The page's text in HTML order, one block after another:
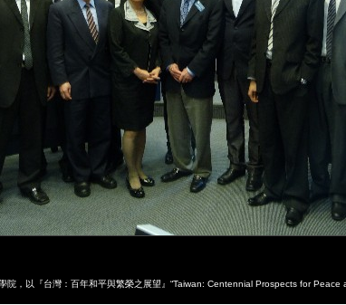
，以『台灣：百年和平與繁榮之展望』“Taiwan: Centennial Prospects for Peace